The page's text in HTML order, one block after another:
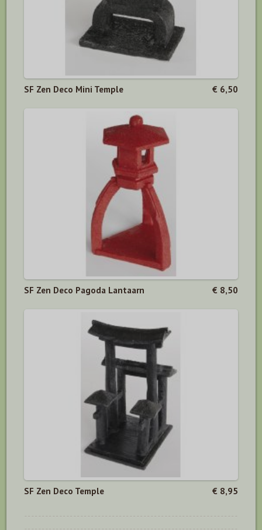
SF Zen Deco Mini Temple € 6,50
SF Zen Deco Pagoda Lantaarn € 8,50
SF Zen Deco Temple € 8,95